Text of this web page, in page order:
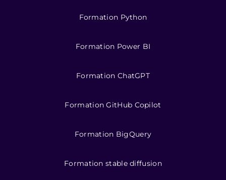
Formation Python
Formation Power BI
Formation ChatGPT
Formation GitHub Copilot
Formation BigQuery
Formation stable diffusion